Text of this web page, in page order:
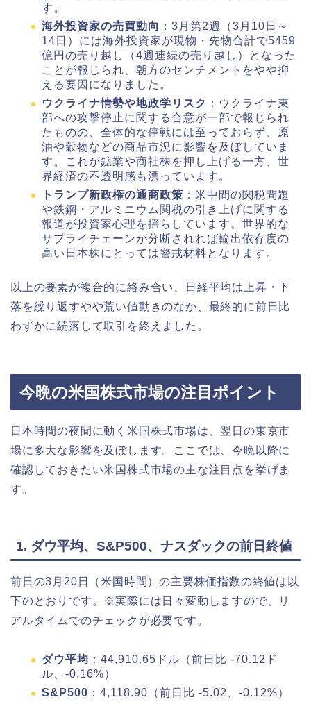
す。
海外投資家の売買動向 ：3月第2週（3月10日～
14日）には海外投資家が現物・先物合計で5459
億円の売り越し（4週連続の売り越し）となった
ことが報じられ、朝方のセンチメントをやや抑
える要因になりました。
ウクライナ情勢や地政学リスク ：ウクライナ東
部への攻撃停止に関する合意が一部で報じられ
たものの、全体的な停戦には至っておらず、原
油や穀物などの商品市況に影響を及ぼしていま
す。これが鉱業や商社株を押し上げる一方、世
界経済の不透明感も漂っています。
トランプ新政権の通商政策 ：米中間の関税問題
や鉄鋼・アルミニウム関税の引き上げに関する
報道が投資家心理を揺らしています。世界的な
サプライチェーンが分断されれば輸出依存度の
高い日本株にとっては警戒材料となります。
以上の要素が複合的に絡み合い、日経平均は上昇・下
落を繰り返すやや荒い値動きのなか、最終的に前日比
わずかに続落して取引を終えました。
今晩の米国株式市場の注目ポイント
日本時間の夜間に動く米国株式市場は、翌日の東京市
場に多大な影響を及ぼします。ここでは、今晩以降に
確認しておきたい米国株式市場の主な注目点を挙げま
す。
1. ダウ平均、S&P500、ナスダックの前日終値
前日の3月20日（米国時間）の主要株価指数の終値は以
下のとおりです。※実際には日々変動しますので、リ
アルタイムでのチェックが必要です。
ダウ平均 ：44,910.65ドル（前日比 -70.12ド
ル、-0.16%）
S&P500 ：4,118.90（前日比 -5.02、-0.12%）